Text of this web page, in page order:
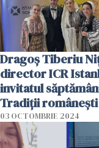
Dragoș Tiberiu
director ICR
invitatul
Tradiții
diaspora / VIDEO
03 OCTOMBRIE 2024